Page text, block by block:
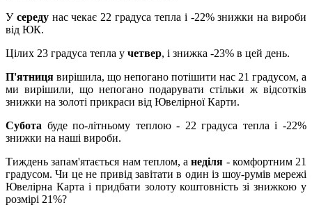
У середунас чекає 22 градуса тепла і -22% знижки на вироби
від ЮК.
Цілих 23 градуса тепла у четвер, і знижка -23% в цей день.
П'ятниця вирішила, що непогано потішити нас 21 градусом, а
ми вирішили, що непогано подарувати стільки ж відсотків
знижки на золоті прикраси від Ювелірної Карти.
Субота буде по-літньому теплою - 22 градуса тепла і -22%
знижки на наші вироби.
Тиждень запам'ятається нам теплом, анеділя - комфортним 21
градусом. Чи це не привід завітати в один із шоу-румів мережі
Ювелірна Карта і придбати золоту коштовність зі знижкою у
розмірі 21%?